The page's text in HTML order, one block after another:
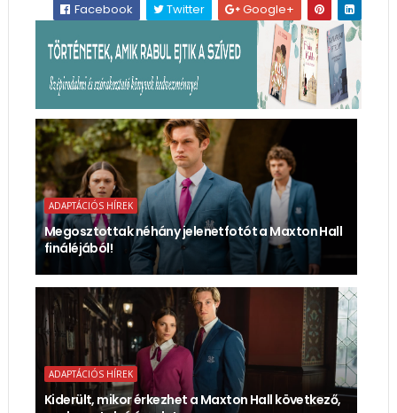
Facebook
Twitter Google+
ADAPTÁCIÓS HÍREK
Megosztottak néhány jelenetfotót a Maxton Hall
fináléjából!
ADAPTÁCIÓS HÍREK
Kiderült, mikor érkezhet a Maxton Hall következő,